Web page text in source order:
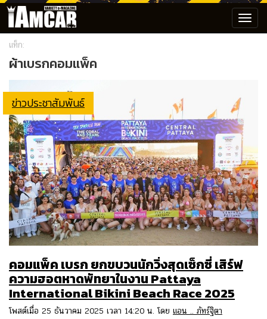
แท็ก:
ผ้าเบรกคอมแพ็ค
ข่าวประชาสัมพันธ์
คอมแพ็ค เบรก ยกขบวนนักวิ่งสุดเซ็กซี่ เสิร์ฟ
ความฮอตหาดพัทยาในงาน Pattaya
International Bikini Beach Race 2025
โพสต์เมื่อ 25 ธันวาคม 2025 เวลา 14:20 น. โดย แอน .. ภัทร์ฐิตา